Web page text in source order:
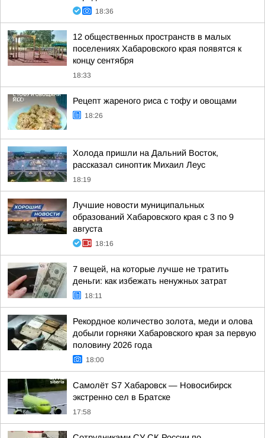
18:36
12 общественных пространств в малых
поселениях Хабаровского края появятся к
концу сентября
18:33
Рецепт жареного риса с тофу и овощами
18:26
Холода пришли на Дальний Восток,
рассказал синоптик Михаил Леус
18:19
Лучшие новости муниципальных
образований Хабаровского края с 3 по 9
августа
18:16
7 вещей, на которые лучше не тратить
деньги: как избежать ненужных затрат
18:11
Рекордное количество золота, меди и олова
добыли горняки Хабаровского края за первую
половину 2026 года
18:00
Самолёт S7 Хабаровск — Новосибирск
экстренно сел в Братске
17:58